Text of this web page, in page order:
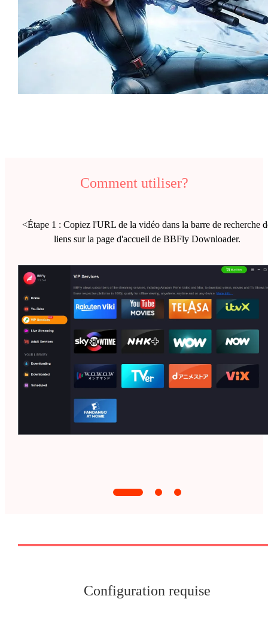
Comment utiliser?
<Étape 1 : Copiez l'URL de la vidéo dans la barre de recherche
liens sur la page d'accueil de BBFly Downloader.
Configuration requise